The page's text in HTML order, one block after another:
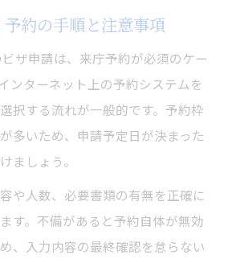
約の手順と注意事項
ザ申請は、来庁予約が必須のケー
ンターネット上の予約システムを
択する流れが一般的です。予約枠
多いため、申請予定日が決まった
ましょう。
や人数、必要書類の有無を正確に
す。不備があると予約自体が無効
、入力内容の最終確認を怠らない